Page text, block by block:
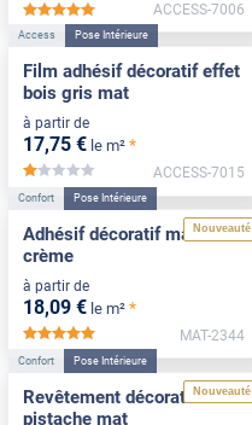
*****
ACCESS-7006
Access Pose Intérieure
Film adhésif décoratif effet
bois gris mat
à partir de
17,75 € le m² *
*****
ACCESS-7015
Nouveauté
Confort Pose Intérieure
Adhésif décoratif mat blanc
crème
à partir de
18,09 € le m² *
*****
MAT-2344
Nouveauté
Confort Pose Intérieure
Revêtement décoratif vert
pistache mat